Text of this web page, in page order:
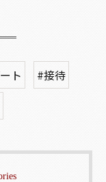
ト
#接待